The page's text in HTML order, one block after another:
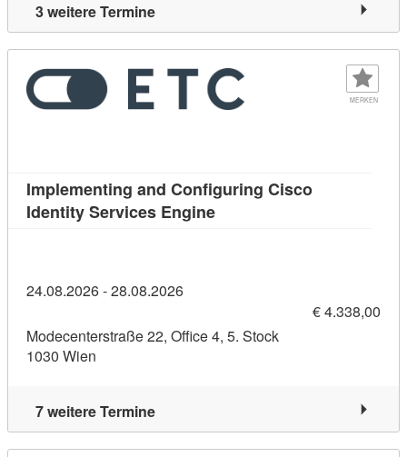
3 weitere Termine
MERKEN
Implementing and Configuring Cisco
Identity Services EngineKursdetail: Implementing
24.08.2026 - 28.08.2026
€ 4.338,00
Modecenterstraße 22, Office 4, 5. Stock
1030 Wien
7 weitere Termine